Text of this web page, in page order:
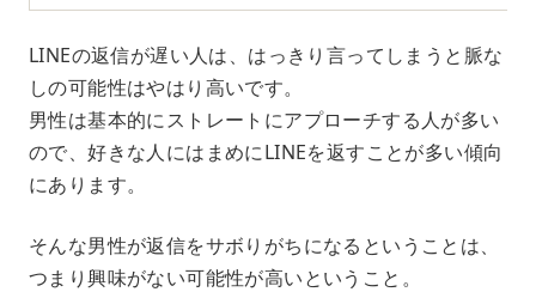
LINEの返信が遅い人は、はっきり言ってしまうと脈な
しの可能性はやはり高いです。
男性は基本的にストレートにアプローチする人が多い
ので、好きな人にはまめにLINEを返すことが多い傾向
にあります。
そんな男性が返信をサボりがちになるということは、
つまり興味がない可能性が高いということ。